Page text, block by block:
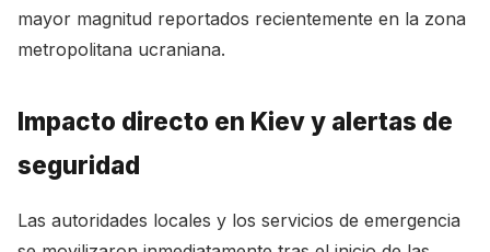
mayor magnitud reportados recientemente en la zona
metropolitana ucraniana.
Impacto directo en Kiev y alertas de
seguridad
Las autoridades locales y los servicios de emergencia